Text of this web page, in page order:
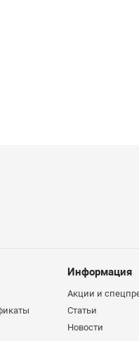
Информация
Акции и
Статьи
Новости